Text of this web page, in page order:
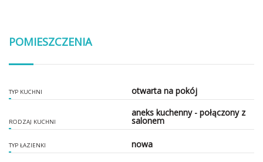
POMIESZCZENIA
TYP KUCHNI otwarta na pokój
RODZAJ KUCHNI
aneks kuchenny - połączony z
salonem
TYP ŁAZIENKI nowa